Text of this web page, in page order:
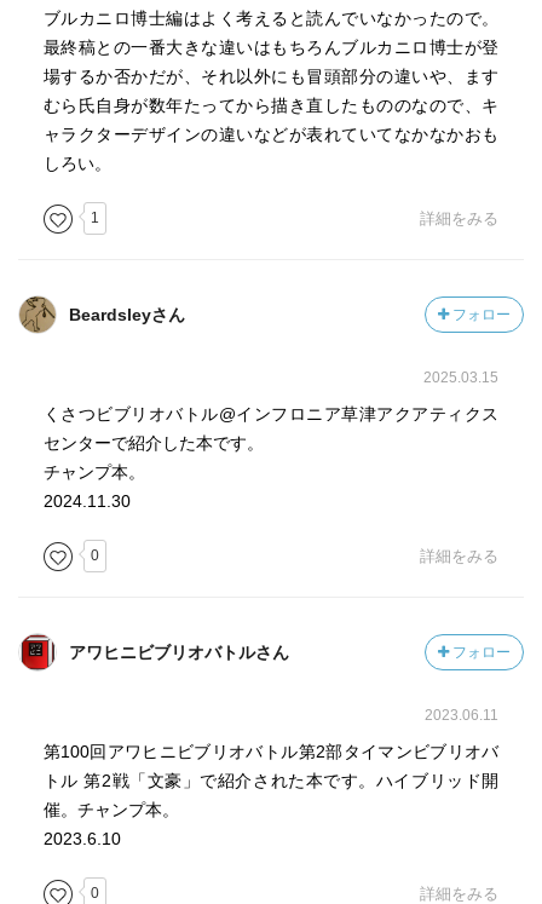
ブルカニロ博士編はよく考えると読んでいなかったので。
最終稿との一番大きな違いはもちろんブルカニロ博士が登
場するか否かだが、それ以外にも冒頭部分の違いや、ます
むら氏自身が数年たってから描き直したもののなので、キ
ャラクターデザインの違いなどが表れていてなかなかおも
しろい。
1 詳細をみる
Beardsleyさん フォロー
2025.03.15
くさつビブリオバトル@インフロニア草津アクアティクス
センターで紹介した本です。
チャンプ本。
2024.11.30
0 詳細をみる
アワヒニビブリオバトルさん フォロー
2023.06.11
第100回アワヒニビブリオバトル第2部タイマンビブリオバ
トル 第2戦「文豪」で紹介された本です。ハイブリッド開
催。チャンプ本。
2023.6.10
0 詳細をみる